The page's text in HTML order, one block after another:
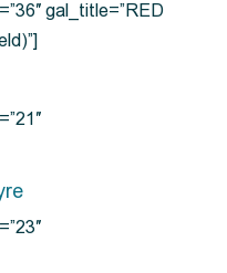
gal_title=”RED